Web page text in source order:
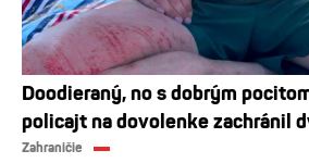
Doodieraný, no s dobrým
policajt na dovolenke zachránil
Zahraničie